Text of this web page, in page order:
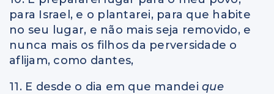
para Israel, e o plantarei, para que habite
no seu lugar, e não mais seja removido, e
nunca mais os filhos da perversidade o
aflijam, como dantes,
11. E desde o dia em que mandei que